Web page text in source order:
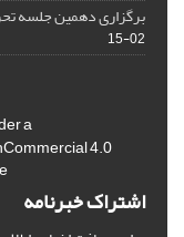
برگزاری دهمین جلسه
02-15
a
4.0
اشتراک خبرنامه